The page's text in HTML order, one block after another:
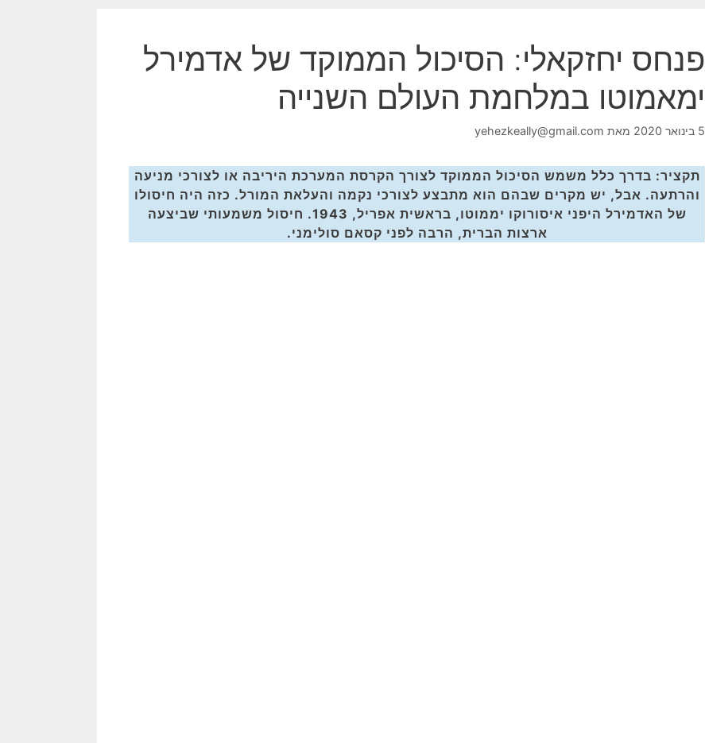
פנחס יחזקאלי: הסיכול הממוקד של אדמירל
ימאמוטו במלחמת העולם השנייה
5 בינואר 2020 מאת yehezkeally@gmail.com
תקציר: בדרך כלל משמש הסיכול הממוקד לצורך הקרסת המערכת היריבה או לצורכי מניעה
והרתעה. אבל, יש מקרים שבהם הוא מתבצע לצורכי נקמה והעלאת המורל. כזה היה חיסולו
של האדמירל היפני איסורוקו יממוטו, בראשית אפריל, 1943. חיסול משמעותי שביצעה
ארצות הברית, הרבה לפני קסאם סולימני.